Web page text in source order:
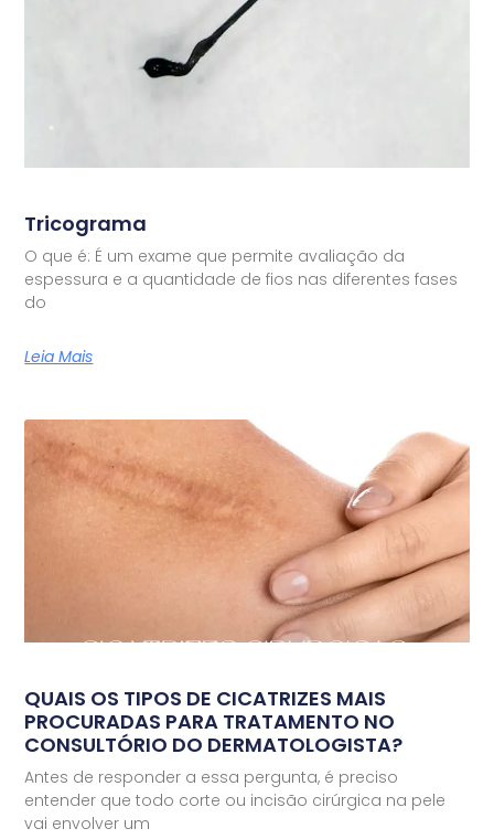
Tricograma
O que é: É um exame que permite avaliação da
espessura e a quantidade de fios nas diferentes fases
do
Leia Mais
QUAIS OS TIPOS DE CICATRIZES MAIS
PROCURADAS PARA TRATAMENTO NO
CONSULTÓRIO DO DERMATOLOGISTA?
Antes de responder a essa pergunta, é preciso
entender que todo corte ou incisão cirúrgica na pele
vai envolver um